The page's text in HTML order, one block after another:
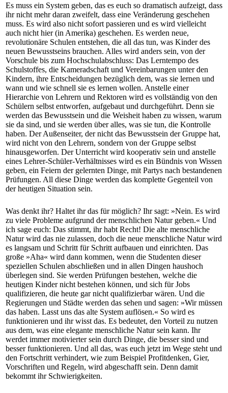
Es muss ein System geben, das es euch so dramatisch aufzeigt, dass
ihr nicht mehr daran zweifelt, dass eine Veränderung geschehen
muss. Es wird also nicht sofort passieren und es wird vielleicht
auch nicht hier (in Amerika) geschehen. Es werden neue,
revolutionäre Schulen entstehen, die all das tun, was Kinder des
neuen Bewusstseins brauchen. Alles wird anders sein, von der
Vorschule bis zum Hochschulabschluss: Das Lerntempo des
Schulstoffes, die Kameradschaft und Vereinbarungen unter den
Kindern, ihre Entscheidungen bezüglich dem, was sie lernen und
wann und wie schnell sie es lernen wollen. Anstelle einer
Hierarchie von Lehrern und Rektoren wird es vollständig von den
Schülern selbst entworfen, aufgebaut und durchgeführt. Denn sie
werden das Bewusstsein und die Weisheit haben zu wissen, warum
sie da sind, und sie werden über alles, was sie tun, die Kontrolle
haben. Der Außenseiter, der nicht das Bewusstsein der Gruppe hat,
wird nicht von den Lehrern, sondern von der Gruppe selbst
hinausgeworfen. Der Unterricht wird kooperativ sein und anstelle
eines Lehrer-Schüler-Verhältnisses wird es ein Bündnis von Wissen
geben, ein Feiern der gelernten Dinge, mit Partys nach bestandenen
Prüfungen. All diese Dinge werden das komplette Gegenteil von
der heutigen Situation sein.
Was denkt ihr? Haltet ihr das für möglich? Ihr sagt: »Nein. Es wird
zu viele Probleme aufgrund der menschlichen Natur geben.« Und
ich sage euch: Das stimmt, ihr habt Recht! Die alte menschliche
Natur wird das nie zulassen, doch die neue menschliche Natur wird
es langsam und Schritt für Schritt aufbauen und einrichten. Das
große »Aha« wird dann kommen, wenn die Studenten dieser
speziellen Schulen abschließen und in allen Dingen haushoch
überlegen sind. Sie werden Prüfungen bestehen, welche die
heutigen Kinder nicht bestehen können, und sich für Jobs
qualifizieren, die heute gar nicht qualifizierbar wären. Und die
Regierungen und Städte werden das sehen und sagen: »Wir müssen
das haben. Lasst uns das alte System auflösen.« So wird es
funktionieren und ihr wisst das. Es bedeutet, den Vorteil zu nutzen
aus dem, was eine elegante menschliche Natur sein kann. Ihr
werdet immer motivierter sein durch Dinge, die besser sind und
besser funktionieren. Und all das, was euch jetzt im Wege steht und
den Fortschritt verhindert, wie zum Beispiel Profitdenken, Gier,
Vorschriften und Regeln, wird abgeschafft sein. Denn damit
bekommt ihr Schwierigkeiten.